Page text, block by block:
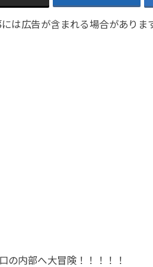
は広告が含まれる場合がありま
の内部へ大冒険！！！！！